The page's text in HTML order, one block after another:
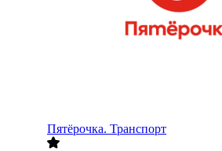
Пятёрочка. Транспорт